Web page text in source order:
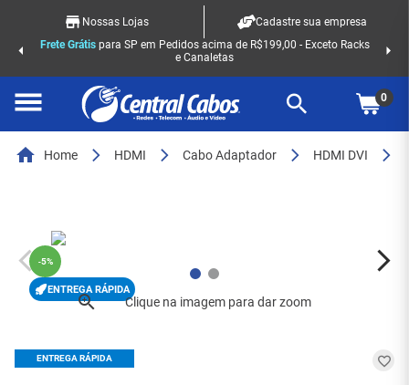
Nossas Lojas
Cadastre sua empresa
Frete Grátispara SP em Pedidos acima de R$199,00 - Exceto Racks
e Canaletas
0
Home HDMI Cabo Adaptador HDMI DVI
-5%
ENTREGA RÁPIDA
ENTREGA RÁPIDA